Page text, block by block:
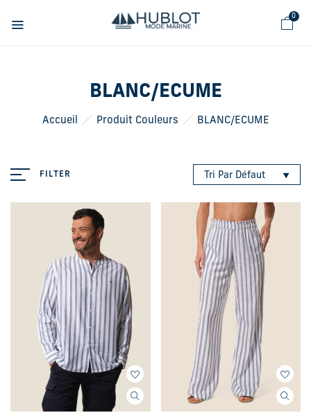
0
BLANC/ECUME
Accueil Produit Couleurs BLANC/ECUME
FILTER Tri Par Défaut
Panneau de gestion des cookies